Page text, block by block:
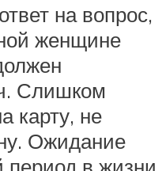
на вопрос,
женщине
Слишком
карту, не
Ожидание